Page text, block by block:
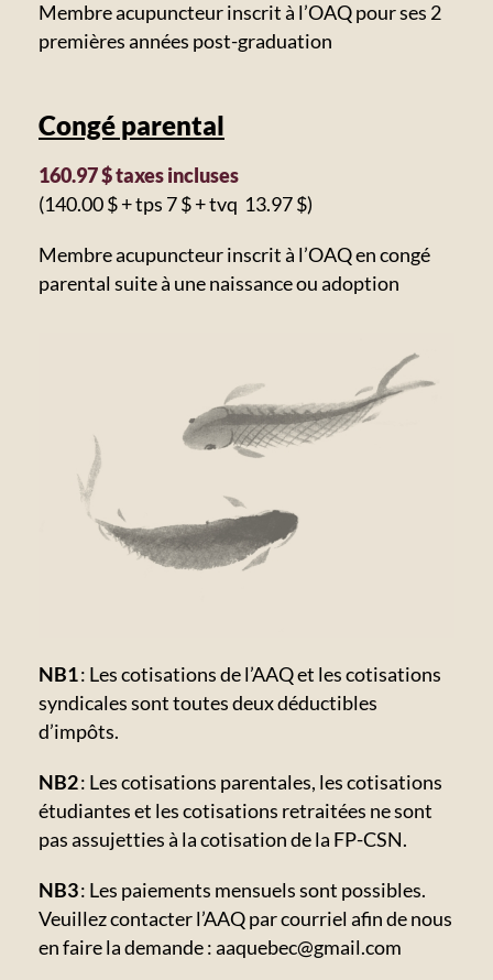
Membre acupuncteur inscrit à l’OAQ pour ses 2
premières années post-graduation
Congé parental
160.97 $ taxes incluses
(140.00 $ + tps 7 $ + tvq 13.97 $)
Membre acupuncteur inscrit à l’OAQ en congé
parental suite à une naissance ou adoption
NB1: Les cotisations de l’AAQ et les cotisations
syndicales sont toutes deux déductibles
d’impôts.
NB2: Les cotisations parentales, les cotisations
étudiantes et les cotisations retraitées ne sont
pas assujetties à la cotisation de la FP-CSN.
NB3: Les paiements mensuels sont possibles.
Veuillez contacter l’AAQ par courriel afin de nous
en faire la demande :aaquebec@gmail.com